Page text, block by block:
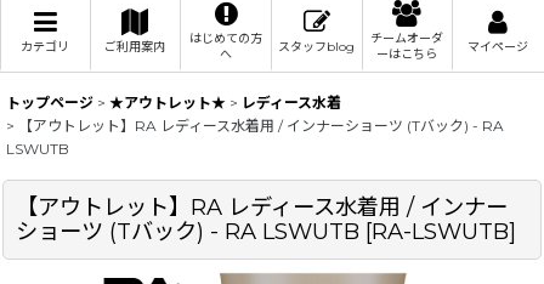
カテゴリ ご利用案内
はじめての方
へ
スタッフblog
チームオーダ
ーはこちら
マイページ
トップページ > ★アウトレット★ > レディース水着
>
【アウトレット】RA レディース水着用 / インナーショーツ (Tバック) - RA
LSWUTB
【アウトレット】RA レディース水着用 / インナー
ショーツ (Tバック) - RA LSWUTB [RA-LSWUTB]